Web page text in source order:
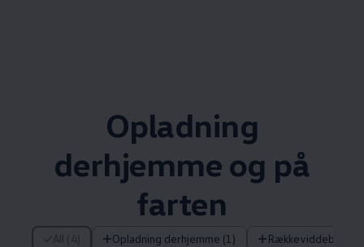
Opladning
derhjemme og på
farten
All (4) Opladning derhjemme (1)
4 af 4 items